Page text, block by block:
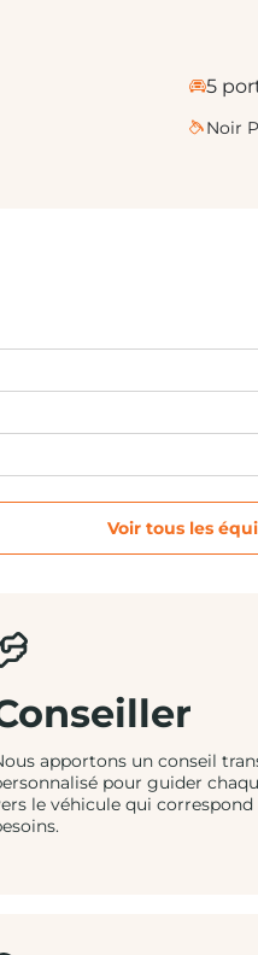
5
Noir
Voir tous les
apportons un conseil
pour guider
le véhicule qui